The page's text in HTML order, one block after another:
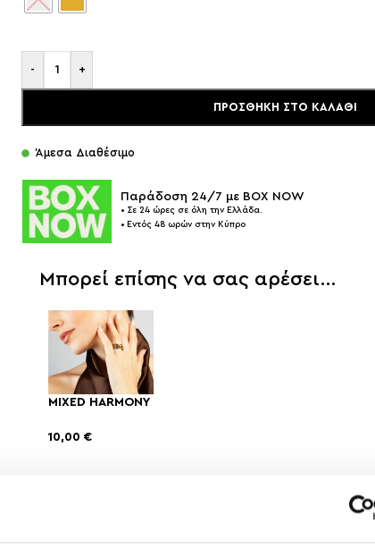
- +
ΠΡΟΣΘΉΚΗ ΣΤΟ ΚΑΛΆΘΙ
Άμεσα Διαθέσιμο
Παράδοση 24/7 με BOX NOW
• Σε 24 ώρες σε όλη την Ελλάδα.
• Εντός 48 ωρών στην Κύπρο
Μπορεί επίσης να σας αρέσει…
MIXED HARMONY
10,00 €